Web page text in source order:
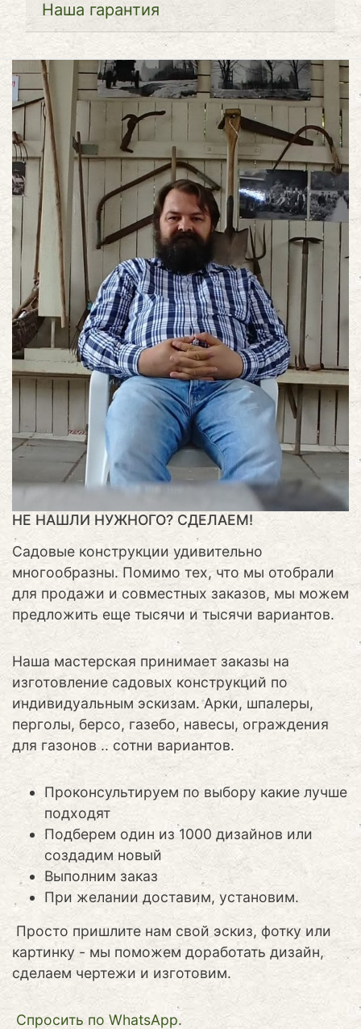
Наша гарантия
НЕ НАШЛИ НУЖНОГО? СДЕЛАЕМ!
Садовые конструкции удивительно
многообразны. Помимо тех, что мы отобрали
для продажи и совместных заказов, мы можем
предложить еще тысячи и тысячи вариантов.
Наша мастерская принимает заказы на
изготовление садовых конструкций по
индивидуальным эскизам. Арки, шпалеры,
перголы, берсо, газебо, навесы, ограждения
для газонов .. сотни вариантов.
Проконсультируем по выбору какие лучше
подходят
Подберем один из 1000 дизайнов или
создадим новый
Выполним заказ
При желании доставим, установим.
Просто пришлите нам свой эскиз, фотку или
картинку - мы поможем доработать дизайн,
сделаем чертежи и изготовим.
Cпросить по WhatsApp.